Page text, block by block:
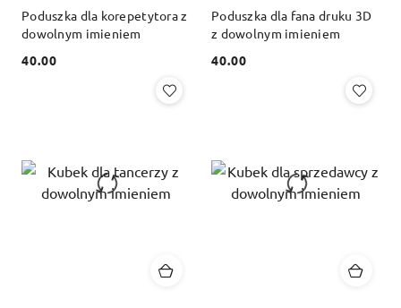
Poduszka dla korepetytora z
dowolnym imieniem
Cena:
40.00
Poduszka dla fana druku 3D
z dowolnym imieniem
Cena:
40.00